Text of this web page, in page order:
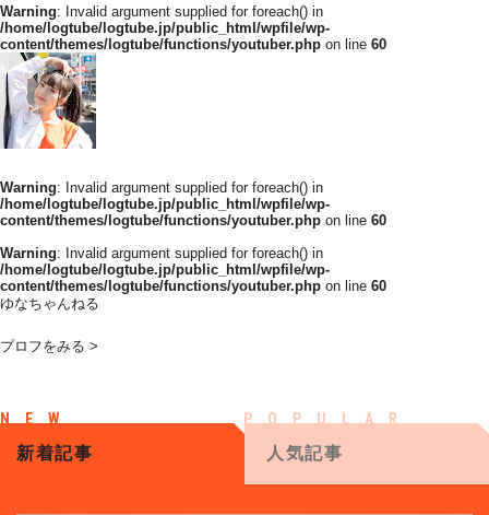
Warning: Invalid argument supplied for foreach() in
/home/logtube/logtube.jp/public_html/wpfile/wp-
content/themes/logtube/functions/youtuber.php on line 60
Warning: Invalid argument supplied for foreach() in
/home/logtube/logtube.jp/public_html/wpfile/wp-
content/themes/logtube/functions/youtuber.php on line 60
Warning: Invalid argument supplied for foreach() in
/home/logtube/logtube.jp/public_html/wpfile/wp-
content/themes/logtube/functions/youtuber.php on line 60
ゆなちゃんねる
プロフをみる >
新着記事 人気記事